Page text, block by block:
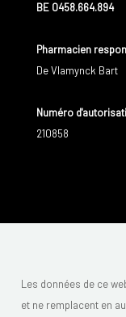
BE 0458.664.894
Pharmacien
De Vlamynck Bart
Numéro
210858
Les données de ce
et ne remplacent en